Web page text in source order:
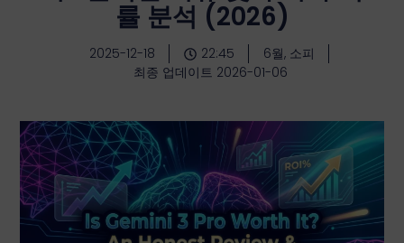
률 분석 (2026)
2025-12-18 22:45
6월, 소피
최종 업데이트 2026-01-06